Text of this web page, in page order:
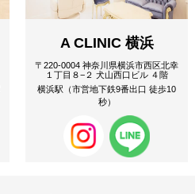
A CLINIC 横浜
〒220-0004 神奈川県横浜市西区北幸
１丁目８−２ 犬山西口ビル ４階
横浜駅（市営地下鉄9番出口 徒歩10
秒）